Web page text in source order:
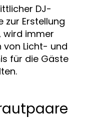
DJ-
zur Erstellung
wird immer
von Licht- und
für die Gäste